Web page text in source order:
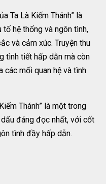
Ta Là Kiếm Thánh” là
hệ thống và ngôn tình,
và cảm xúc. Truyện thu
tình tiết hấp dẫn mà còn
các mối quan hệ và tình
Thánh” là một trong
đáng đọc nhất, với cốt
tình đầy hấp dẫn.